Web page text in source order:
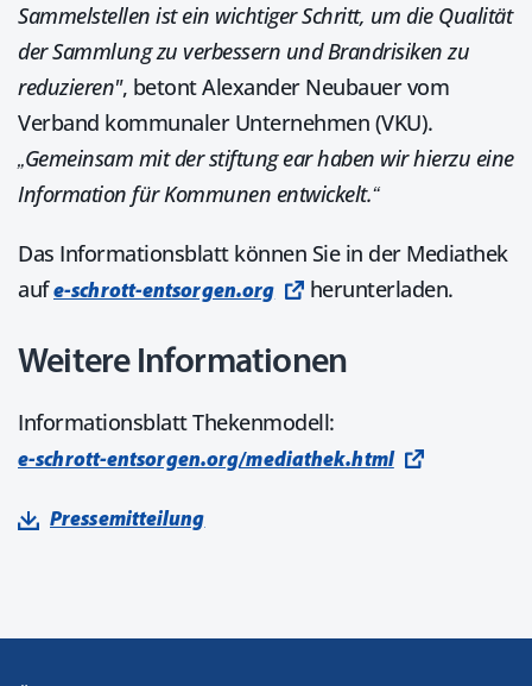
Sammelstellen ist ein wichtiger Schritt, um die Qualität
der Sammlung zu verbessern und Brandrisiken zu
reduzieren", betont Alexander Neubauer vom
Verband kommunaler Unternehmen (VKU).
„Gemeinsam mit der stiftung ear haben wir hierzu eine
Information für Kommunen entwickelt.“
Das Informationsblatt können Sie in der Mediathek
aufe-schrott-entsorgen.org herunterladen.
Weitere Informationen
Informationsblatt Thekenmodell:
e-schrott-entsorgen.org/mediathek.html
Pressemitteilung